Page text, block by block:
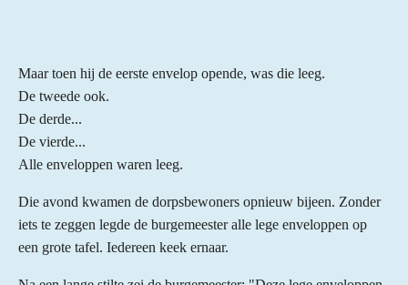
Maar toen hij de eerste envelop opende, was die leeg.
De tweede ook.
De derde...
De vierde...
Alle enveloppen waren leeg.
Die avond kwamen de dorpsbewoners opnieuw bijeen. Zonder
iets te zeggen legde de burgemeester alle lege enveloppen op
een grote tafel. Iedereen keek ernaar.